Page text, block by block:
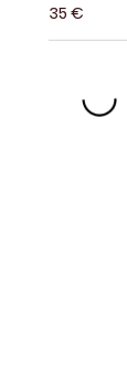
35 €